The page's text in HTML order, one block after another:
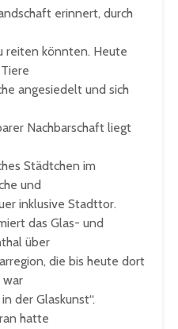
erinnert, durch
reiten könnten. Heute
angesiedelt und sich
Nachbarschaft liegt
Städtchen im
und
inklusive Stadttor.
das Glas- und
über
die bis heute dort
war
der Glaskunst“.
hatte